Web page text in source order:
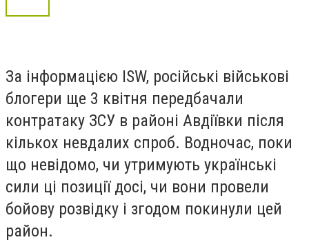
За інформацією ISW, російські військові
блогери ще 3 квітня передбачали
контратаку ЗСУ в районі Авдіївки після
кількох невдалих спроб. Водночас, поки
що невідомо, чи утримують українські
сили ці позиції досі, чи вони провели
бойову розвідку і згодом покинули цей
район.